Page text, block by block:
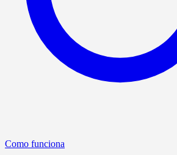
Como funciona